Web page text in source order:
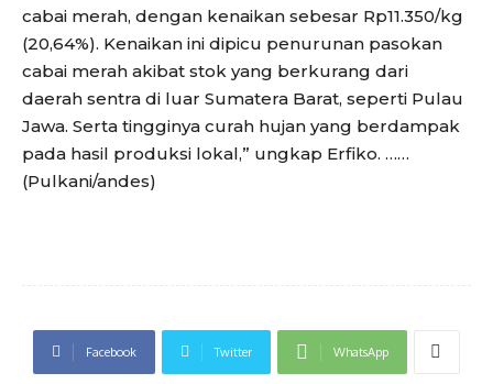
cabai merah, dengan kenaikan sebesar Rp11.350/kg
(20,64%). Kenaikan ini dipicu penurunan pasokan
cabai merah akibat stok yang berkurang dari
daerah sentra di luar Sumatera Barat, seperti Pulau
Jawa. Serta tingginya curah hujan yang berdampak
pada hasil produksi lokal,” ungkap Erfiko. ……
(Pulkani/andes)
Facebook Twitter WhatsApp